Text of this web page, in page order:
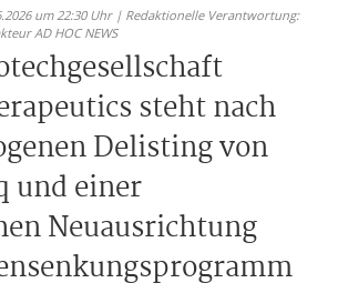
um 22:30 Uhr | Redaktionelle Verantwortung:
AD HOC NEWS
steht nach
Delisting von
und einer
Neuausrichtung